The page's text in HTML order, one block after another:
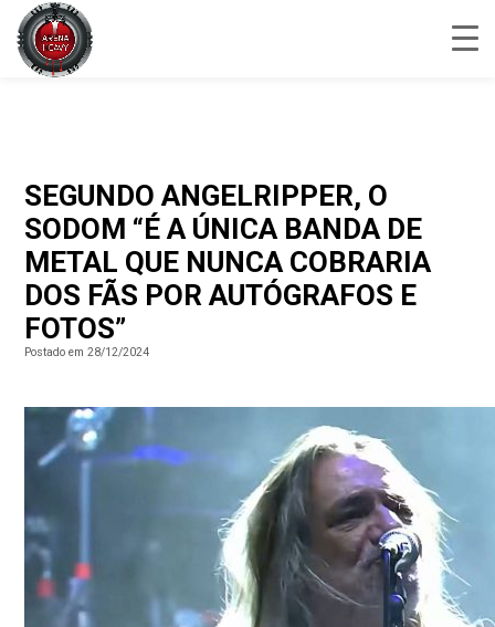
SEGUNDO ANGELRIPPER, O
SODOM “É A ÚNICA BANDA DE
METAL QUE NUNCA COBRARIA
DOS FÃS POR AUTÓGRAFOS E
FOTOS”
Postado em 28/12/2024